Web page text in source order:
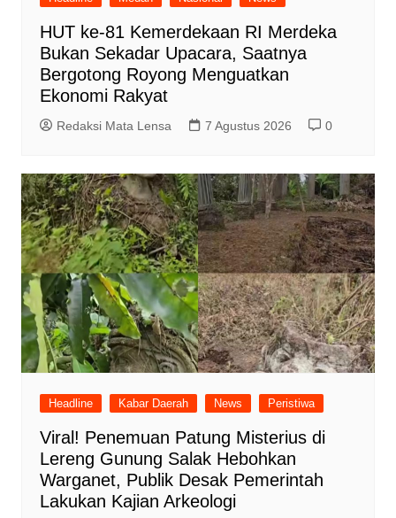
HUT ke-81 Kemerdekaan RI Merdeka
Bukan Sekadar Upacara, Saatnya
Bergotong Royong Menguatkan
Ekonomi Rakyat
Redaksi Mata Lensa 7 Agustus 2026 0
Headline Kabar Daerah News Peristiwa
Viral! Penemuan Patung Misterius di
Lereng Gunung Salak Hebohkan
Warganet, Publik Desak Pemerintah
Lakukan Kajian Arkeologi